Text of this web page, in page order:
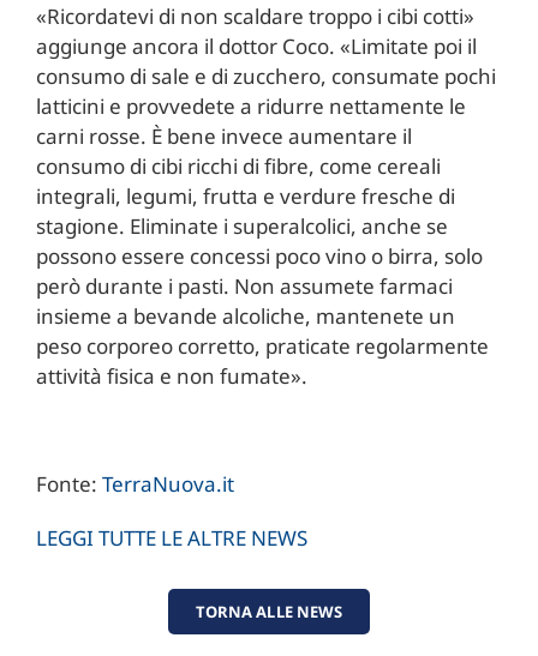
«Ricordatevi di non scaldare troppo i cibi cotti»
aggiunge ancora il dottor Coco. «Limitate poi il
consumo di sale e di zucchero, consumate pochi
latticini e provvedete a ridurre nettamente le
carni rosse. È bene invece aumentare il
consumo di cibi ricchi di fibre, come cereali
integrali, legumi, frut­ta e verdure fresche di
stagione. Eliminate i superalcolici, anche se
possono essere concessi poco vino o birra, solo
però durante i pasti. Non assumete farmaci
insieme a bevande alcoliche, mantenete un
peso corporeo corretto, praticate regolarmente
attività fisica e non fumate».
Fonte: TerraNuova.it
LEGGI TUTTE LE ALTRE NEWS
TORNA ALLE NEWS